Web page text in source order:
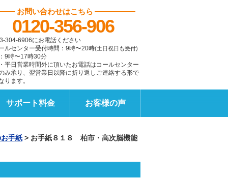
お問い合わせはこちら
0120-356-906
304-6906にお電話ください
ルセンター受付時間：9時〜20時(土日祝日も受付)
9時〜17時30分
平日営業時間外に頂いたお電話はコールセンター
み承り、翌営業日以降に折り返しご連絡する形で
ります。
サポート料金 お客様の声
手紙 > お手紙８１８ 柏市・高次脳機能